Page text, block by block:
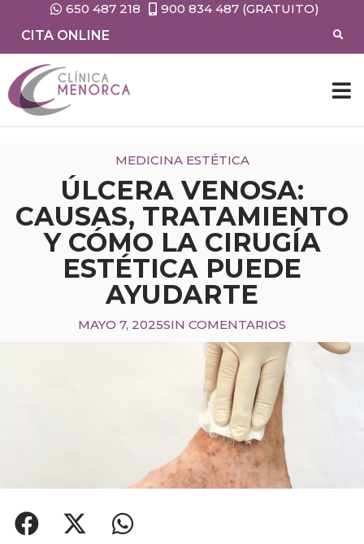
650 487 218
900 834 487 (GRATUITO)
CITA ONLINE
MEDICINA ESTÉTICA
ÚLCERA VENOSA:
CAUSAS, TRATAMIENTO
Y CÓMO LA CIRUGÍA
ESTÉTICA PUEDE
AYUDARTE
MAYO 7, 2025SIN COMENTARIOS